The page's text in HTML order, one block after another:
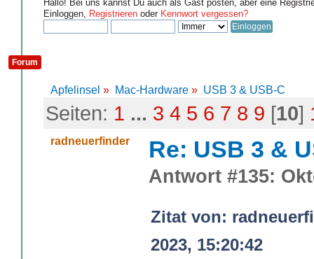
Hallo! Bei uns kannst Du auch als Gast posten, aber eine
Einloggen, Registrieren oder Kennwort vergessen?
Forum
Apfelinsel » Mac-Hardware » USB 3 & USB-C
Seiten: 1 ... 3 4 5 6 7 8 9 [10]
radneuerfinder Re: USB 3 &
Antwort #135:
Zitat von:
2023, 15:20:42